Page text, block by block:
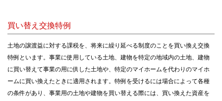
買い替え交換特例
土地の譲渡益に対する課税を、将来に繰り延べる制度のことを買い換え交換
特例といます。事業に使用している土地、建物を特定の地域内の土地、建物
に買い替えて事業の用に供した土地や、特定のマイホームを代わりのマイホ
ームに買い換えたときに適用されます。特例を受けるには場合によって各種
の条件があり、事業用の土地や建物を買い替える際には、買い換えた資産を